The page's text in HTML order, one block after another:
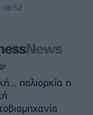
08:52
πολιορκία η